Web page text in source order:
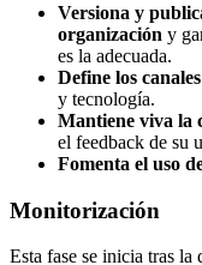
Versiona y
organización y
es la adecuada.
Define los
y tecnología.
Mantiene viva la
el feedback de su
Fomenta el uso
Monitorización
Esta fase se inicia tras